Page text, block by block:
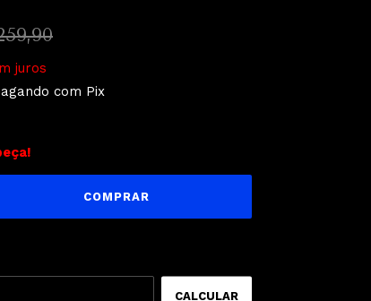
juros
com Pix
CALCULAR